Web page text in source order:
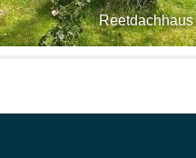
Reetdachhaus